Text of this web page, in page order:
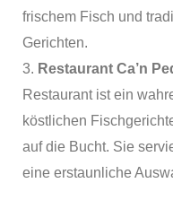
frischem Fisch und
Gerichten.
3. Restaurant Ca’n
Restaurant ist ein
köstlichen
auf die Bucht. Sie
eine erstaunliche